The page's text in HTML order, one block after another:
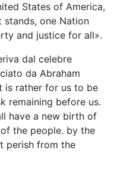
States of America,
one Nation
and justice for all».
dal celebre
da Abraham
is rather for us to be
remaining before us.
have a new birth of
the people. by the
perish from the